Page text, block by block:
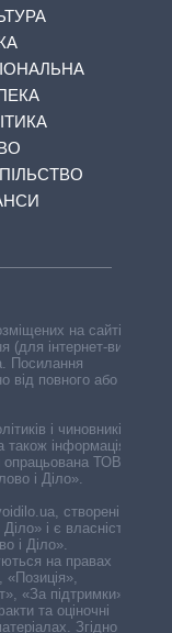
на сайті,
(для інтернет-видань
Посилання
від повного або
і чиновників,
інформація про
опрацьована ТОВ «ІА
і Діло».
створені ГО
і є власністю
і Діло».
на правах
«За підтримки».
та оціночні
Згідно з